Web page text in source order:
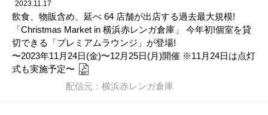
2023.11.17
飲食、物販含め、延べ 64 店舗が出店する過去最大規模!
「Christmas Market in 横浜赤レンガ倉庫」 今年初!個室を貸
切できる「プレミアムラウンジ」が登場!
〜2023年11月24日(金)〜12月25日(月)開催 ※11月24日は点灯
式も実施予定〜
配信元：横浜赤レンガ倉庫